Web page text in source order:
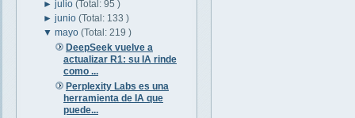
►julio(Total: 95 )
►junio(Total: 133 )
▼mayo(Total: 219 )
DeepSeek vuelve a
actualizar R1: su IA rinde
como ...
Perplexity Labs es una
herramienta de IA que
puede...